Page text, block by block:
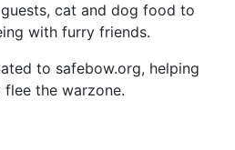
cat and dog food to
with furry friends.
to safebow.org, helping
the warzone.